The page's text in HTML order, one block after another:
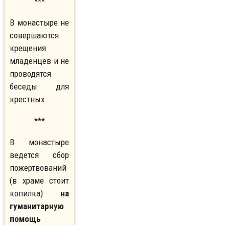
В монастыре не
совершаются
крещения
младенцев и не
проводятся
беседы для
крестных.
***
В монастыре
ведется сбор
пожертвований
(в храме стоит
копилка) на
гуманитарную
помощь